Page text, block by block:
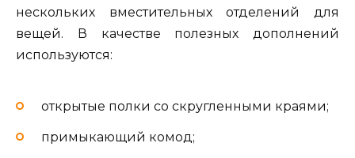
нескольких вместительных отделений для
вещей. В качестве полезных дополнений
используются:
открытые полки со скругленными краями;
примыкающий комод;